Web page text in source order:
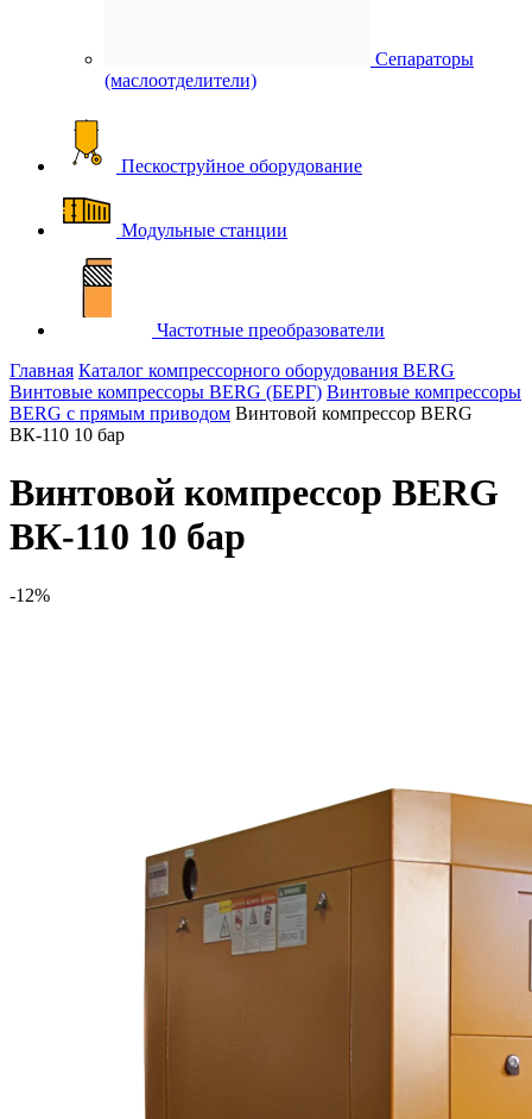
Сепараторы
(маслоотделители)
Пескоструйное оборудование
Модульные станции
Частотные преобразователи
Главная Каталог компрессорного оборудования BERG
Винтовые компрессоры BERG (БЕРГ) Винтовые компрессоры
BERG с прямым приводом Винтовой компрессор BERG
ВК-110 10 бар
Винтовой компрессор BERG
ВК-110 10 бар
-12%